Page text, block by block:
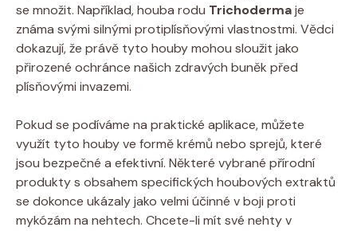
se množit. Například, houba rodu Trichodermaje
známa svými silnými protiplísňovými vlastnostmi. Vědci
dokazují, že právě tyto houby mohou sloužit jako
přirozené ochránce našich zdravých buněk před
plísňovými invazemi.
Pokud se podíváme na praktické aplikace, můžete
využít tyto houby ve formě krémů nebo sprejů, které
jsou bezpečné a efektivní. Některé vybrané přírodní
produkty s obsahem specifických houbových extraktů
se dokonce ukázaly jako velmi účinné v boji proti
mykózám na nehtech. Chcete-li mít své nehty v